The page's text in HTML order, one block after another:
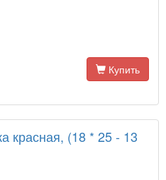
Купить
красная, (18 * 25 - 13